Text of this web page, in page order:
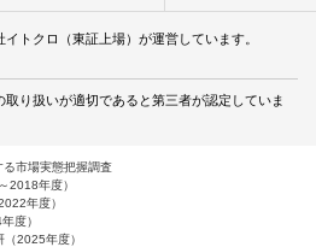
イトクロ（東証上場）が運営しています。
取り扱いが適切であると第三者が認定していま
市場実態把握調査
2018年度）
年度）
度）
2025年度）